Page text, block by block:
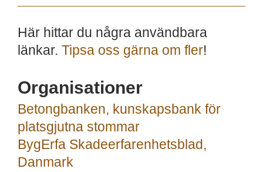
Här hittar du några användbara
länkar. Tipsa oss gärna om fler!
Organisationer
Betongbanken, kunskapsbank för
platsgjutna stommar
BygErfa Skadeerfarenhetsblad,
Danmark